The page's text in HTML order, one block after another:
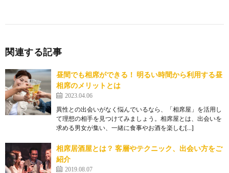
関連する記事
昼間でも相席ができる！ 明るい時間から利用する昼
相席のメリットとは
2023.04.06
異性との出会いがなく悩んでいるなら、「相席屋」を活用し
て理想の相手を見つけてみましょう。相席屋とは、出会いを
求める男女が集い、一緒に食事やお酒を楽しむ[…]
相席居酒屋とは？ 客層やテクニック、出会い方をご
紹介
2019.08.07